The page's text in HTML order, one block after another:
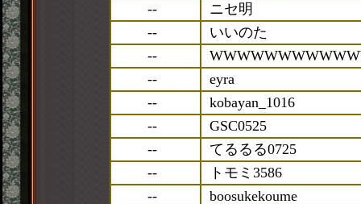
--
ニセ明
--
いいのた
--
--
eyra
--
kobayan_1016
--
GSC0525
--
てるるる0725
--
トモミ3586
--
boosukekoume